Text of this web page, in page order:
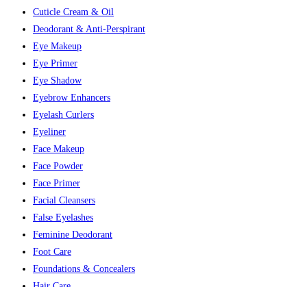
Cuticle Cream & Oil
Deodorant & Anti-Perspirant
Eye Makeup
Eye Primer
Eye Shadow
Eyebrow Enhancers
Eyelash Curlers
Eyeliner
Face Makeup
Face Powder
Face Primer
Facial Cleansers
False Eyelashes
Feminine Deodorant
Foot Care
Foundations & Concealers